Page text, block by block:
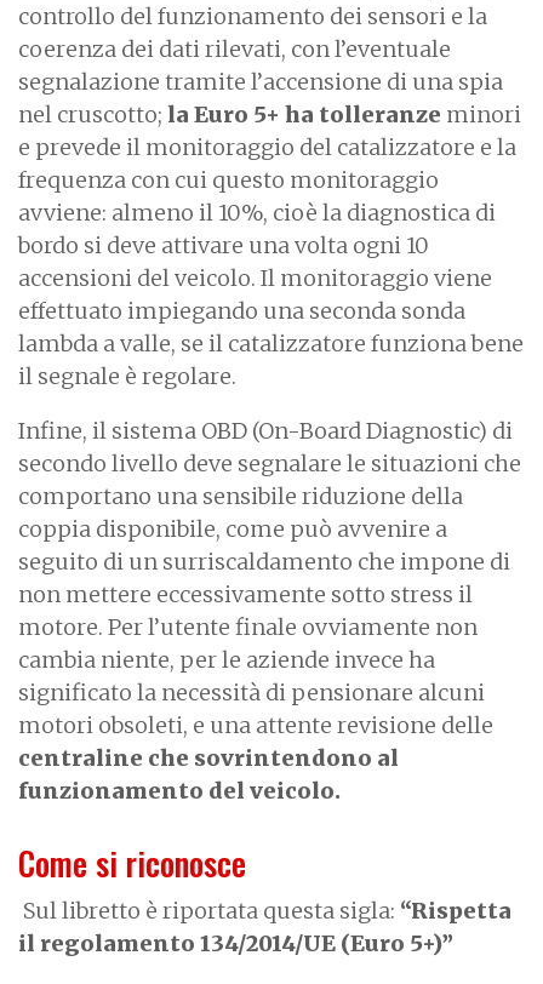
controllo del funzionamento dei sensori e la
coerenza dei dati rilevati, con l’eventuale
segnalazione tramite l’accensione di una spia
nel cruscotto; la Euro 5+ ha tolleranze minori
e prevede il monitoraggio del catalizzatore e la
frequenza con cui questo monitoraggio
avviene: almeno il 10%, cioè la diagnostica di
bordo si deve attivare una volta ogni 10
accensioni del veicolo. Il monitoraggio viene
effettuato impiegando una seconda sonda
lambda a valle, se il catalizzatore funziona bene
il segnale è regolare.
Infine, il sistema OBD (On-Board Diagnostic) di
secondo livello deve segnalare le situazioni che
comportano una sensibile riduzione della
coppia disponibile, come può avvenire a
seguito di un surriscaldamento che impone di
non mettere eccessivamente sotto stress il
motore. Per l’utente finale ovviamente non
cambia niente, per le aziende invece ha
significato la necessità di pensionare alcuni
motori obsoleti, e una attente revisione delle
centraline che sovrintendono al
funzionamento del veicolo.
Come si riconosce
Sul libretto è riportata questa sigla: “Rispetta
il regolamento 134/2014/UE (Euro 5+)”